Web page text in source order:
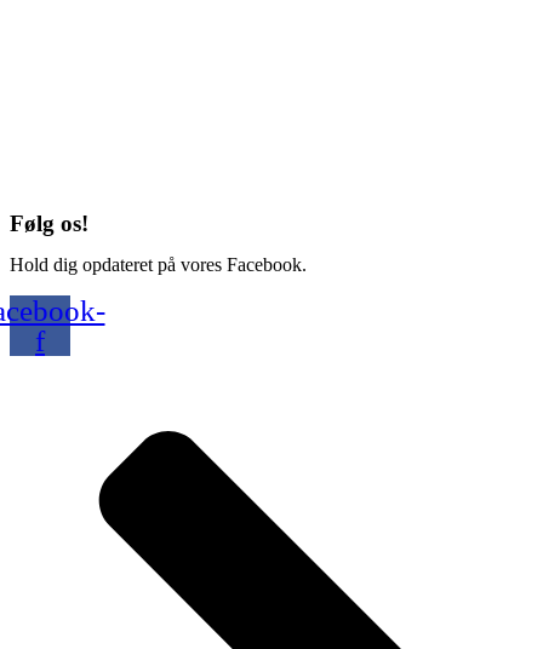
Følg os!
Hold dig opdateret på vores Facebook.
f